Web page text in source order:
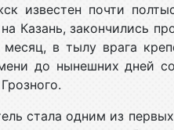
известен почти
Казань, закончились
в тылу врага
до нынешних дней
стала одним из